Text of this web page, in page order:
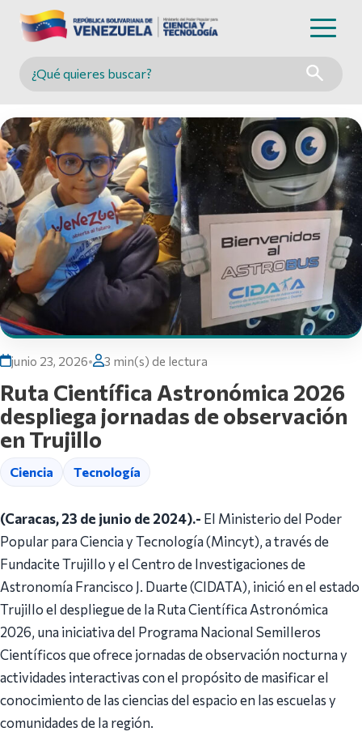
Buscar en MINCYT
junio 23, 2026• 3 min(s) de lectura
Ruta Científica Astronómica 2026
despliega jornadas de observación
en Trujillo
Ciencia Tecnología
(Caracas, 23 de junio de 2024).- El Ministerio del Poder
Popular para Ciencia y Tecnología (Mincyt), a través de
Fundacite Trujillo y el Centro de Investigaciones de
Astronomía Francisco J. Duarte (CIDATA), inició en el estado
Trujillo el despliegue de la Ruta Científica Astronómica
2026, una iniciativa del Programa Nacional Semilleros
Científicos que ofrece jornadas de observación nocturna y
actividades interactivas con el propósito de masificar el
conocimiento de las ciencias del espacio en las escuelas y
comunidades de la región.